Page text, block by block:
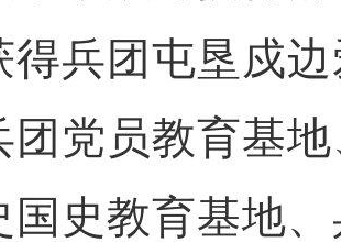
得兵团屯垦戍
团党员教育基
国史教育基地